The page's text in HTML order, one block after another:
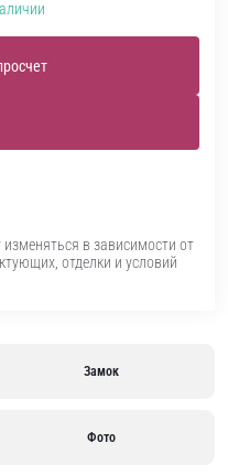
в зависимости от
отделки и условий
Замок
Фото